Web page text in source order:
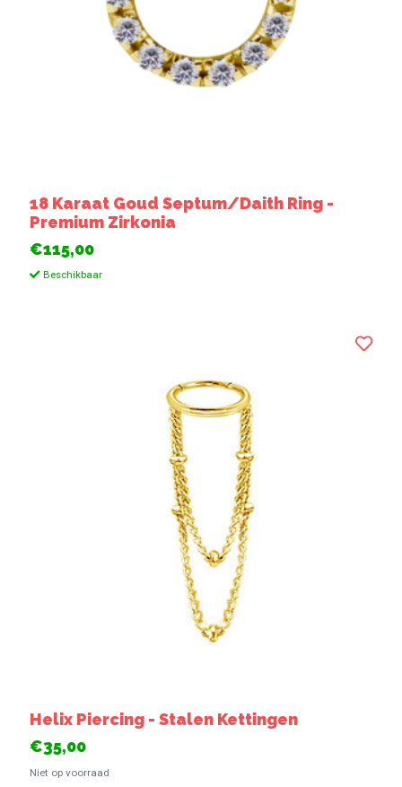
18 Karaat Goud Septum/Daith Ring -
Premium Zirkonia
€115,00
Beschikbaar
Helix Piercing - Stalen Kettingen
€35,00
Niet op voorraad